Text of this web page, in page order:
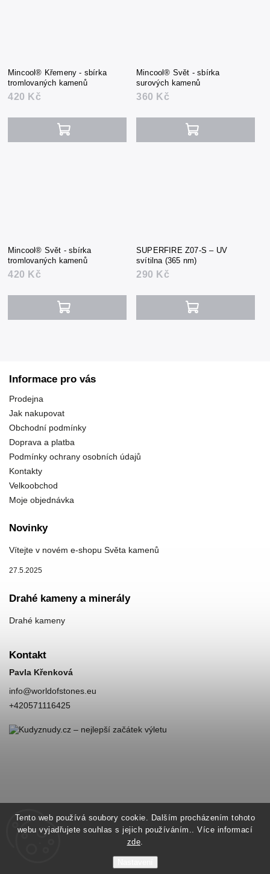
Tento web používá soubory cookie. Dalším procházením tohoto
webu vyjadřujete souhlas s jejich používáním.. Více informací
zde.
Mincool® Křemeny - sbírka
tromlovaných kamenů
420 Kč
Mincool® Svět - sbírka
surových kamenů
360 Kč
Mincool® Svět - sbírka
tromlovaných kamenů
420 Kč
SUPERFIRE Z07-S – UV
svítilna (365 nm)
290 Kč
Informace pro vás
Prodejna
Jak nakupovat
Obchodní podmínky
Doprava a platba
Podmínky ochrany osobních údajů
Kontakty
Velkoobchod
Moje objednávka
Novinky
Vítejte v novém e-shopu Světa kamenů
27.5.2025
Drahé kameny a minerály
Drahé kameny
Kontakt
Pavla Křenková
info@worldofstones.eu
+420571116425